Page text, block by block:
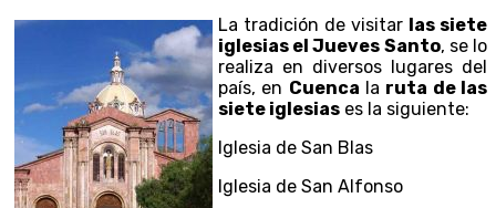
La tradición de visitar las siete
iglesias el Jueves Santo, se lo
realiza en diversos lugares del
país, en Cuenca la ruta de las
siete iglesias es la siguiente:
Iglesia de San Blas
Iglesia de San Alfonso